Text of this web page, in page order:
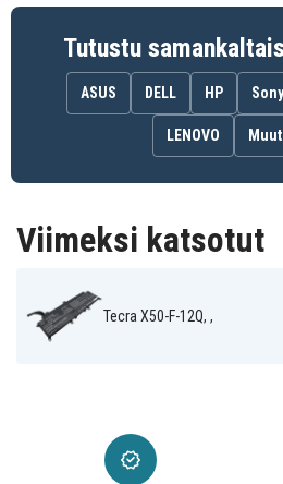
Tutustu
ASUS DELL HP Sony
LENOVO
Viimeksi katsotut
Tecra X50-F-12Q, ,